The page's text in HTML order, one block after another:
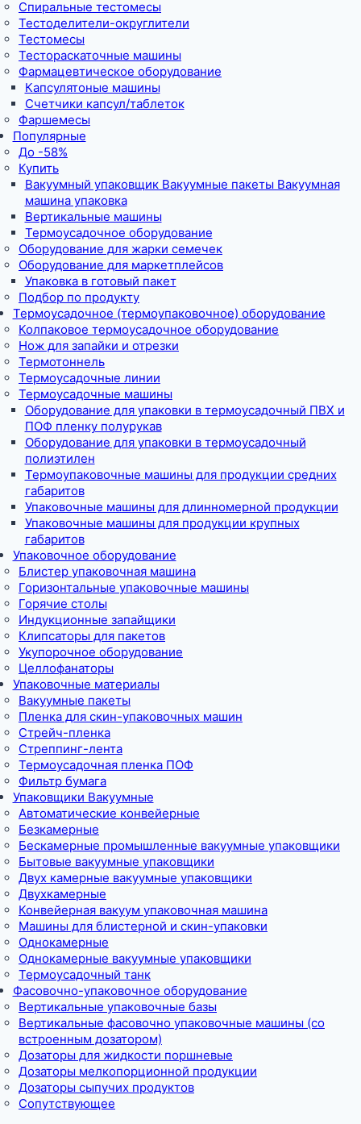
Спиральные тестомесы
Тестоделители-округлители
Тестомесы
Тестораскаточные машины
Фармацевтическое оборудование
Капсулятоные машины
Счетчики капсул/таблеток
Фаршемесы
Популярные
До -58%
Купить
Вакуумный упаковщик Вакуумные пакеты Вакуумная
машина упаковка
Вертикальные машины
Термоусадочное оборудование
Оборудование для жарки семечек
Оборудование для маркетплейсов
Упаковка в готовый пакет
Подбор по продукту
Термоусадочное (термоупаковочное) оборудование
Колпаковое термоусадочное оборудование
Нож для запайки и отрезки
Термотоннель
Термоусадочные линии
Термоусадочные машины
Оборудование для упаковки в термоусадочный ПВХ и
ПОФ пленку полурукав
Оборудование для упаковки в термоусадочный
полиэтилен
Термоупаковочные машины для продукции средних
габаритов
Упаковочные машины для длинномерной продукции
Упаковочные машины для продукции крупных
габаритов
Упаковочное оборудование
Блистер упаковочная машина
Горизонтальные упаковочные машины
Горячие столы
Индукционные запайщики
Клипсаторы для пакетов
Укупорочное оборудование
Целлофанаторы
Упаковочные материалы
Вакуумные пакеты
Пленка для скин-упаковочных машин
Стрейч-пленка
Стреппинг-лента
Термоусадочная пленка ПОФ
Фильтр бумага
Упаковщики Вакуумные
Автоматические конвейерные
Безкамерные
Бескамерные промышленные вакуумные упаковщики
Бытовые вакуумные упаковщики
Двух камерные вакуумные упаковщики
Двухкамерные
Конвейерная вакуум упаковочная машина
Машины для блистерной и скин-упаковки
Однокамерные
Однокамерные вакуумные упаковщики
Термоусадочный танк
Фасовочно-упаковочное оборудование
Вертикальные упаковочные базы
Вертикальные фасовочно упаковочные машины (со
встроенным дозатором)
Дозаторы для жидкости поршневые
Дозаторы мелкопорционной продукции
Дозаторы сыпучих продуктов
Сопутствующее